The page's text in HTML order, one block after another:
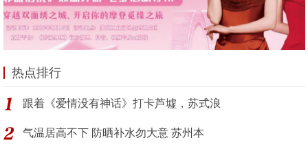
热点排行
跟着《爱情没有神话》打卡芦墟，苏式浪
气温居高不下 防晒补水勿大意 苏州本